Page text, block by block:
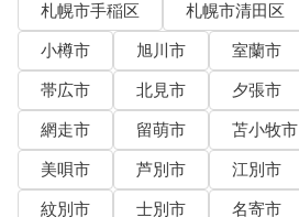
札幌市手稲区
札幌市清田区
小樽市
旭川市 室蘭市
帯広市
北見市 夕張市
網走市
留萌市 苫小牧市
美唄市
芦別市 江別市
紋別市
士別市 名寄市